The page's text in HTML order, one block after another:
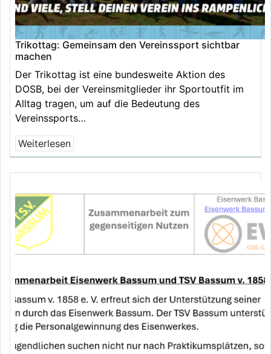
Trikottag: Gemeinsam den Vereinssport sichtbar
machen
Der Trikottag ist eine bundesweite Aktion des
DOSB, bei der Vereinsmitglieder ihr Sportoutfit im
Alltag tragen, um auf die Bedeutung des
Vereinssports…
Weiterlesen